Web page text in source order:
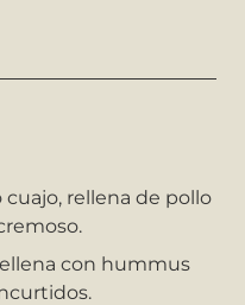
rellena de pollo
con hummus